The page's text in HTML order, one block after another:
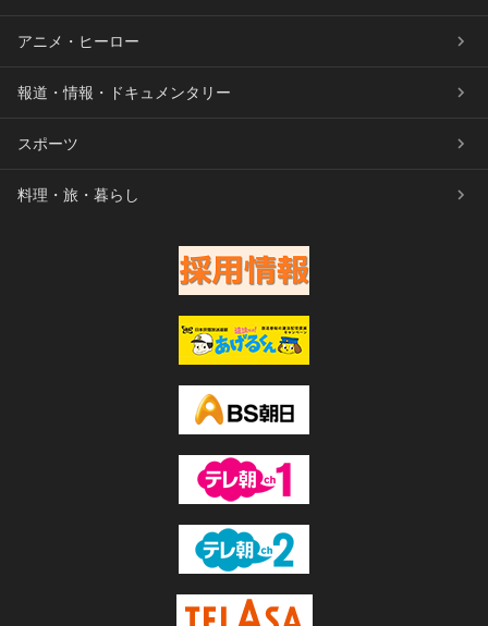
アニメ・ヒーロー
報道・情報・ドキュメンタリー
スポーツ
料理・旅・暮らし